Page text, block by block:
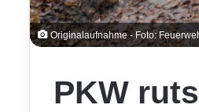
Originalaufnahme - Foto:
PKW